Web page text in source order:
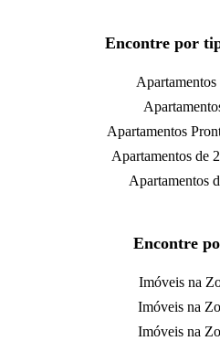
Encontre por
Apartamentos
Apartamentos
Apartamentos de
Apartamentos
Encontre
Imóveis na
Imóveis na
Imóveis na